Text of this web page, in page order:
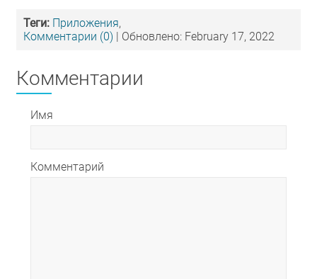
Теги: Приложения,
Комментарии (0) | Обновлено: February 17, 2022
Комментарии
Имя
Комментарий